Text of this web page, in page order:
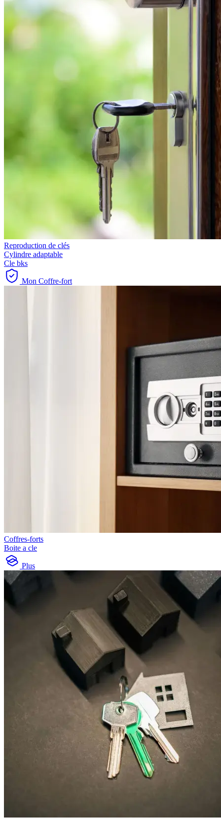
Reproduction de clés
Cylindre adaptable
Cle bks
Mon Coffre-fort
Coffres-forts
Boite a cle
Plus